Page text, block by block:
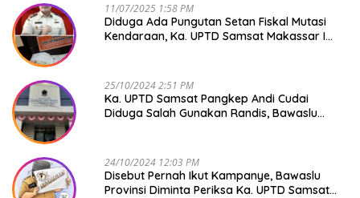
11/07/2025 1:58 PM
Diduga Ada Pungutan Setan Fiskal Mutasi
Kendaraan, Ka. UPTD Samsat Makassar I
25/10/2024 2:51 PM
Ka. UPTD Samsat Pangkep Andi Cudai
Diduga Salah Gunakan Randis, Bawaslu
24/10/2024 12:03 PM
Disebut Pernah Ikut Kampanye, Bawaslu
Provinsi Diminta Periksa Ka. UPTD Samsat